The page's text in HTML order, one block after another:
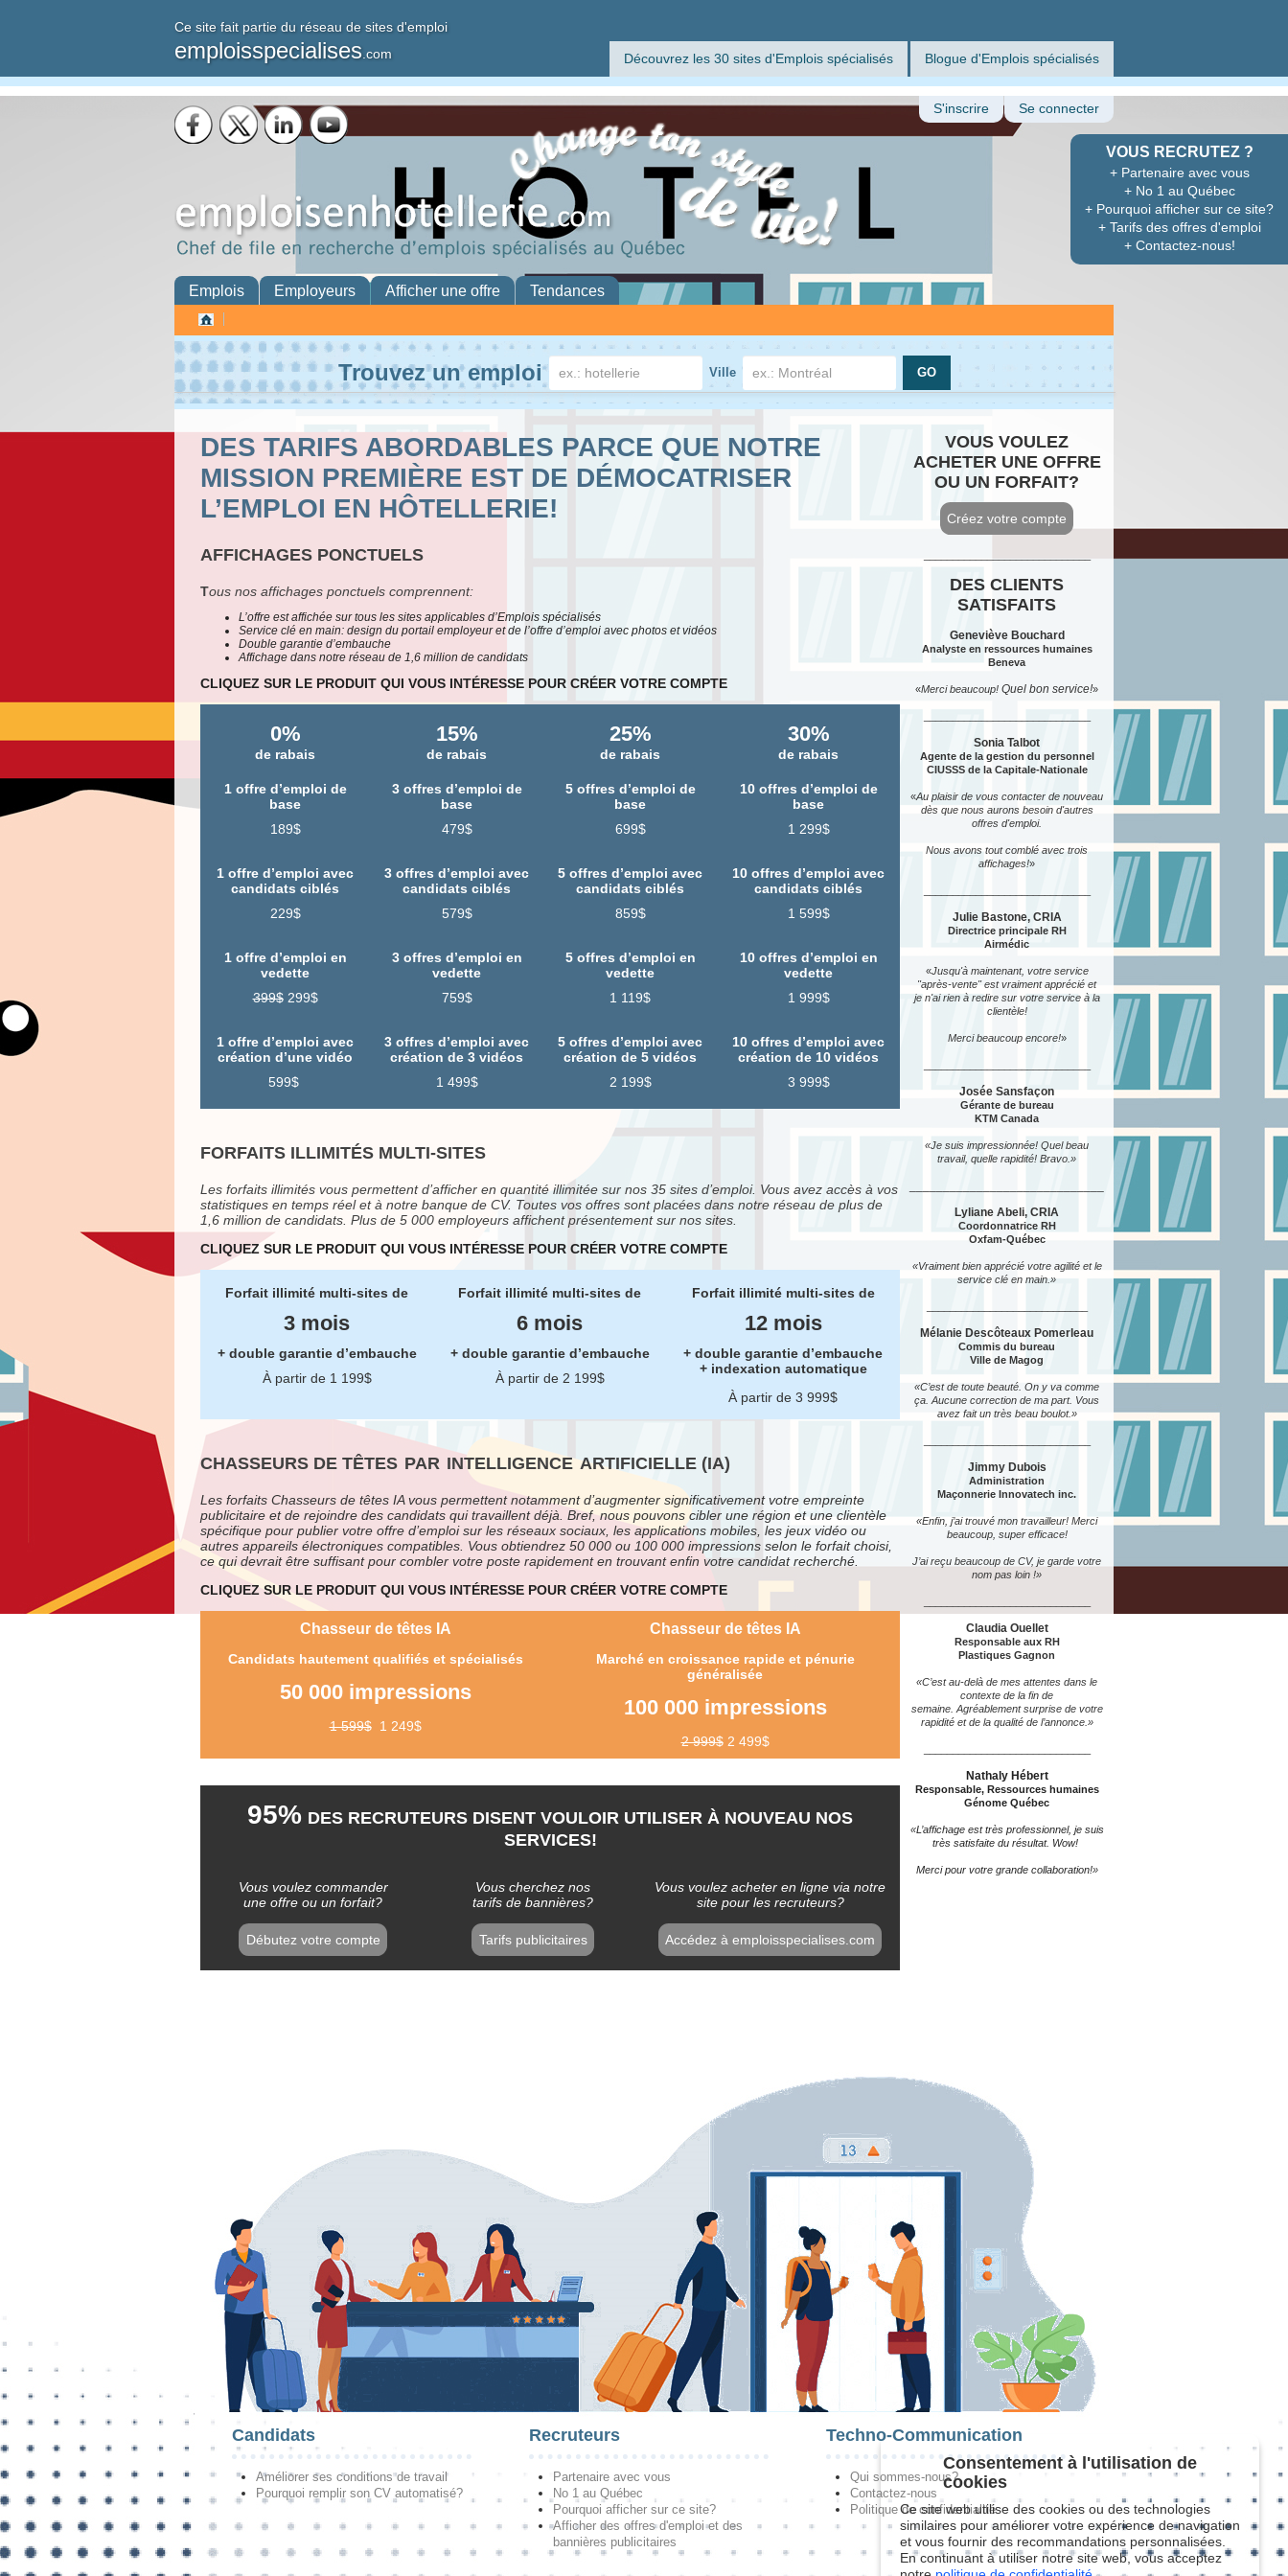
Ce site fait partie du réseau de sites d'emploi
emploisspecialises .com Découvrez les 30 sites d'Emplois spécialisés Blogue d'Emplois spécialisés
VOUS RECRUTEZ ?
+ Partenaire avec vous
+ No 1 au Québec
+ Pourquoi afficher sur ce site?
+ Tarifs des offres d'emploi
+ Contactez-nous!
S'inscrire Se connecter
Emplois Employeurs Afficher une offre Tendances
Trouvez un emploi Ville
DES TARIFS ABORDABLES PARCE QUE NOTRE
MISSION PREMIÈRE EST DE DÉMOCATRISER
L’EMPLOI EN HÔTELLERIE!
AFFICHAGES PONCTUELS
Tous nos affichages ponctuels comprennent:
L’offre est affichée sur tous les sites applicables d’Emplois spécialisés
Service clé en main: design du portail employeur et de l’offre d’emploi avec photos et vidéos
Double garantie d’embauche
Affichage dans notre réseau de 1,6 million de candidats
CLIQUEZ SUR LE PRODUIT QUI VOUS INTÉRESSE POUR CRÉER VOTRE COMPTE
0%
de rabais
15%
de rabais
25%
de rabais
30%
de rabais
1 offre d’emploi de
base
189$
3 offres d’emploi de
base
479$
5 offres d’emploi de
base
699$
10 offres d’emploi de
base
1 299$
1 offre d’emploi avec
candidats ciblés
229$
3 offres d’emploi avec
candidats ciblés
579$
5 offres d’emploi avec
candidats ciblés
859$
10 offres d’emploi avec
candidats ciblés
1 599$
1 offre d’emploi en
vedette
399$299$
3 offres d’emploi en
vedette
759$
5 offres d’emploi en
vedette
1 119$
10 offres d’emploi en
vedette
1 999$
1 offre d’emploi avec
création d’une vidéo
599$
3 offres d’emploi avec
création de 3 vidéos
1 499$
5 offres d’emploi avec
création de 5 vidéos
2 199$
10 offres d’emploi avec
création de 10 vidéos
3 999$
FORFAITS ILLIMITÉS MULTI-SITES
Les forfaits illimités vous permettent d’afficher en quantité illimitée sur nos 35 sites d’emploi. Vous avez accès à vos
statistiques en temps réel et à notre banque de CV. Toutes vos offres sont placées dans notre réseau de plus de
1,6 million de candidats. Plus de 5 000 employeurs affichent présentement sur nos sites.
CLIQUEZ SUR LE PRODUIT QUI VOUS INTÉRESSE POUR CRÉER VOTRE COMPTE
Forfait illimité multi-sites de
3 mois
+ double garantie d’embauche
À partir de 1 199$
Forfait illimité multi-sites de
6 mois
+ double garantie d’embauche
À partir de 2 199$
Forfait illimité multi-sites de
12 mois
+ double garantie d’embauche
+ indexation automatique
À partir de 3 999$
CHASSEURS DE TÊTES PAR INTELLIGENCE ARTIFICIELLE (IA)
Les forfaits Chasseurs de têtes IA vous permettent notamment d’augmenter significativement votre empreinte
publicitaire et de rejoindre des candidats qui travaillent déjà. Bref, nous pouvons cibler une région et une clientèle
spécifique pour publier votre offre d’emploi sur les réseaux sociaux, les applications mobiles, les jeux vidéo ou
autres appareils électroniques compatibles. Vous obtiendrez 50 000 ou 100 000 impressions selon le forfait choisi,
ce qui devrait être suffisant pour combler votre poste rapidement en trouvant enfin votre candidat recherché.
CLIQUEZ SUR LE PRODUIT QUI VOUS INTÉRESSE POUR CRÉER VOTRE COMPTE
Chasseur de têtes IA
Candidats hautement qualifiés et spécialisés
50 000 impressions
1 599$1 249$
Chasseur de têtes IA
Marché en croissance rapide et pénurie
généralisée
100 000 impressions
2 999$2 499$
95% DES RECRUTEURS DISENT VOULOIR UTILISER À NOUVEAU NOS
SERVICES!
Vous voulez commander
une offre ou un forfait?
Vous cherchez nos
tarifs de bannières?
Vous voulez acheter en ligne via notre
site pour les recruteurs?
VOUS VOULEZ
ACHETER UNE OFFRE
OU UN FORFAIT?
DES CLIENTS
SATISFAITS
Geneviève Bouchard
Analyste en ressources humaines
Beneva
«Merci beaucoup! Quel bon service!»
Sonia Talbot
Agente de la gestion du personnel
CIUSSS de la Capitale-Nationale
«Au plaisir de vous contacter de nouveau
dès que nous aurons besoin d'autres
offres d'emploi.
Nous avons tout comblé avec trois
affichages!»
Julie Bastone, CRIA
Directrice principale RH
Airmédic
«Jusqu'à maintenant, votre service
"après-vente" est vraiment apprécié et
je n'ai rien à redire sur votre service à la
clientèle!
Merci beaucoup encore!»
Josée Sansfaçon
Gérante de bureau
KTM Canada
«Je suis impressionnée! Quel beau
travail, quelle rapidité! Bravo.»
Lyliane Abeli, CRIA
Coordonnatrice RH
Oxfam-Québec
«Vraiment bien apprécié votre agilité et le
service clé en main.»
Mélanie Descôteaux Pomerleau
Commis du bureau
Ville de Magog
«C’est de toute beauté. On y va comme
ça. Aucune correction de ma part. Vous
avez fait un très beau boulot.»
Jimmy Dubois
Administration
Maçonnerie Innovatech inc.
«Enfin, j’ai trouvé mon travailleur! Merci
beaucoup, super efficace!
J’ai reçu beaucoup de CV, je garde votre
nom pas loin !»
Claudia Ouellet
Responsable aux RH
Plastiques Gagnon
«C’est au-delà de mes attentes dans le
contexte de la fin de
semaine. Agréablement surprise de votre
rapidité et de la qualité de l’annonce. »
Nathaly Hébert
Responsable, Ressources humaines
Génome Québec
«L’affichage est très professionnel, je suis
très satisfaite du résultat. Wow!
Merci pour votre grande collaboration!»
Candidats
Améliorer ses conditions de travail
Pourquoi remplir son CV automatisé?
Recruteurs
Partenaire avec vous
No 1 au Québec
Pourquoi afficher sur ce site?
Afficher des offres d'emploi et des
bannières publicitaires
Techno-Communication
Qui sommes-nous?
Contactez-nous
Politique de confidentialité
Consentement à l'utilisation de
cookies
Ce site web utilise des cookies ou des technologies
similaires pour améliorer votre expérience de navigation
et vous fournir des recommandations personnalisées.
En continuant à utiliser notre site web, vous acceptez